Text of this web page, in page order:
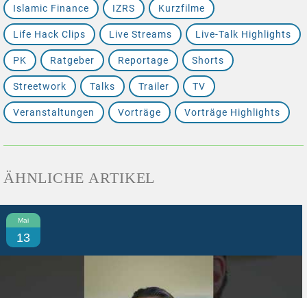
Islamic Finance IZRS Kurzfilme
Life Hack Clips Live Streams Live-Talk Highlights
PK Ratgeber Reportage Shorts
Streetwork Talks Trailer TV
Veranstaltungen Vorträge Vorträge Highlights
ÄHNLICHE ARTIKEL
Mai
13